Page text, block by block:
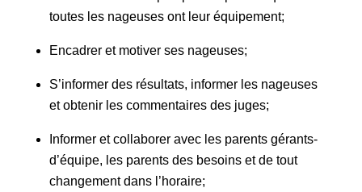
toutes les nageuses ont leur équipement;
Encadrer et motiver ses nageuses;
S’informer des résultats, informer les nageuses
et obtenir les commentaires des juges;
Informer et collaborer avec les parents gérants-
d’équipe, les parents des besoins et de tout
changement dans l’horaire;